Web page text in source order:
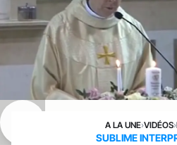
A LA UNE›VIDÉOS›
SUBLIME